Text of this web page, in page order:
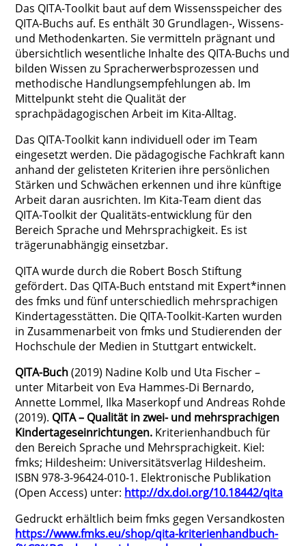
Das QITA-Toolkit baut auf dem Wissensspeicher des
QITA-Buchs auf. Es enthält 30 Grundlagen-, Wissens-
und Methodenkarten. Sie vermitteln prägnant und
übersichtlich wesentliche Inhalte des QITA-Buchs und
bilden Wissen zu Spracherwerbsprozessen und
methodische Handlungsempfehlungen ab. Im
Mittelpunkt steht die Qualität der
sprachpädagogischen Arbeit im Kita-Alltag.
Das QITA-Toolkit kann individuell oder im Team
eingesetzt werden. Die pädagogische Fachkraft kann
anhand der gelisteten Kriterien ihre persönlichen
Stärken und Schwächen erkennen und ihre künftige
Arbeit daran ausrichten. Im Kita-Team dient das
QITA-Toolkit der Qualitäts-entwicklung für den
Bereich Sprache und Mehrsprachigkeit. Es ist
trägerunabhängig einsetzbar.
QITA wurde durch die Robert Bosch Stiftung
gefördert. Das QITA-Buch entstand mit Expert*innen
des fmks und fünf unterschiedlich mehrsprachigen
Kindertagesstätten. Die QITA-Toolkit-Karten wurden
in Zusammenarbeit von fmks und Studierenden der
Hochschule der Medien in Stuttgart entwickelt.
QITA-Buch(2019) Nadine Kolb und Uta Fischer –
unter Mitarbeit von Eva Hammes-Di Bernardo,
Annette Lommel, Ilka Maserkopf und Andreas Rohde
(2019). QITA – Qualität in zwei- und mehrsprachigen
Kindertageseinrichtungen. Kriterienhandbuch für
den Bereich Sprache und Mehrsprachigkeit. Kiel:
fmks; Hildesheim: Universitätsverlag Hildesheim.
ISBN 978-3-96424-010-1. Elektronische Publikation
(Open Access) unter: http://dx.doi.org/10.18442/qita
Gedruckt erhältlich beim fmks gegen Versandkosten
https://www.fmks.eu/shop/qita-kriterienhandbuch-